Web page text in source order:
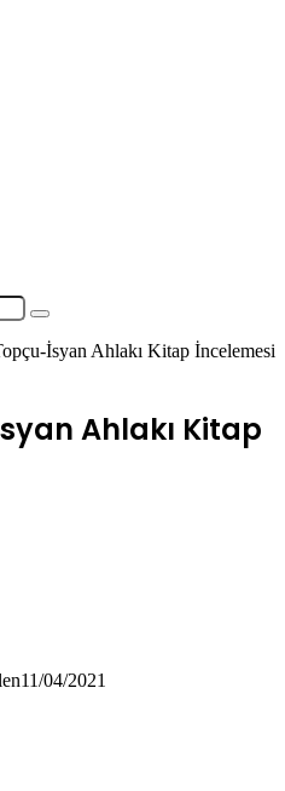
Arama
yap
...
İsyan Ahlakı Kitap İncelemesi
Ahlakı Kitap
11/04/2021